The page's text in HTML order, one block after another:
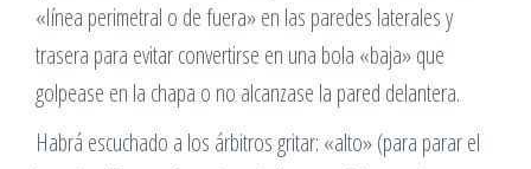
«línea perimetral o de fuera» en las paredes laterales y
trasera para evitar convertirse en una bola «baja» que
golpease en la chapa o no alcanzase la pared delantera.
Habrá escuchado a los árbitros gritar: «alto» (para parar el